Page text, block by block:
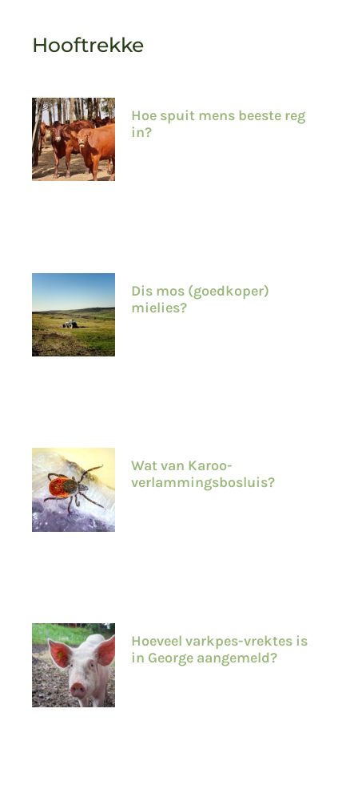
Hooftrekke
Hoe spuit mens beeste reg
in?
Dis mos (goedkoper)
mielies?
Wat van Karoo-
verlammingsbosluis?
Hoeveel varkpes-vrektes is
in George aangemeld?